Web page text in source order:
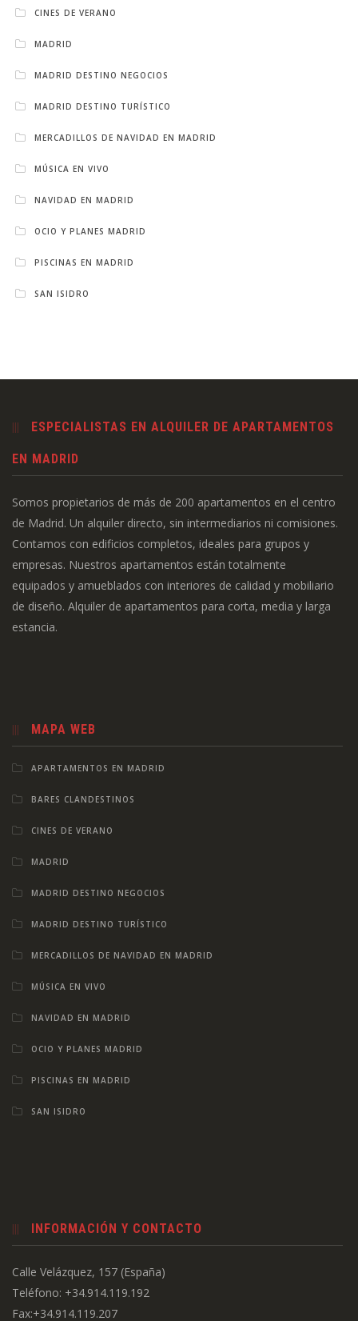
CINES DE VERANO
MADRID
MADRID DESTINO NEGOCIOS
MADRID DESTINO TURÍSTICO
MERCADILLOS DE NAVIDAD EN MADRID
MÚSICA EN VIVO
NAVIDAD EN MADRID
OCIO Y PLANES MADRID
PISCINAS EN MADRID
SAN ISIDRO
ESPECIALISTAS EN ALQUILER DE APARTAMENTOS
EN MADRID
Somos propietarios de más de 200 apartamentos en el centro
de Madrid. Un alquiler directo, sin intermediarios ni comisiones.
Contamos con edificios completos, ideales para grupos y
empresas. Nuestros apartamentos están totalmente
equipados y amueblados con interiores de calidad y mobiliario
de diseño. Alquiler de apartamentos para corta, media y larga
estancia.
MAPA WEB
APARTAMENTOS EN MADRID
BARES CLANDESTINOS
CINES DE VERANO
MADRID
MADRID DESTINO NEGOCIOS
MADRID DESTINO TURÍSTICO
MERCADILLOS DE NAVIDAD EN MADRID
MÚSICA EN VIVO
NAVIDAD EN MADRID
OCIO Y PLANES MADRID
PISCINAS EN MADRID
SAN ISIDRO
INFORMACIÓN Y CONTACTO
Calle Velázquez, 157 (España)
Teléfono: +34.914.119.192
Fax:+34.914.119.207